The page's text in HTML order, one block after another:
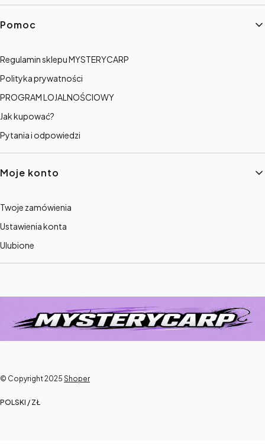
Pomoc
Regulamin sklepu MYSTERYCARP
Polityka prywatności
PROGRAM LOJALNOŚCIOWY
Jak kupować?
Pytania i odpowiedzi
Moje konto
Twoje zamówienia
Ustawienia konta
Ulubione
© Copyright 2025 Shoper
POLSKI / ZŁ